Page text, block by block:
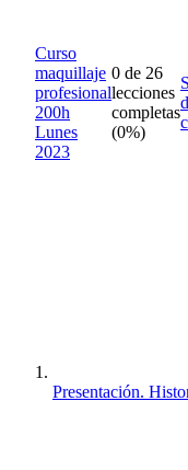
Curso
maquillaje
profesional
200h
Lunes
2023
0 de 26
lecciones
completas
(0%)
Presentación.